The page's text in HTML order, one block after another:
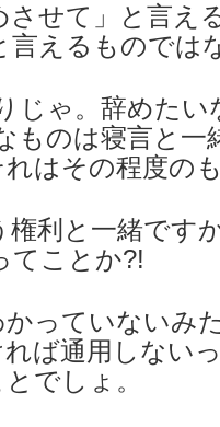
させて」と言え
言えるものでは
じゃ。辞めたい
ものは寝言と一
はその程度の
権利と一緒です
てことか?!
かっていないみ
ば通用しない
でしょ。